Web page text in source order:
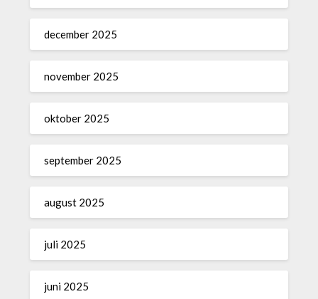
december 2025
november 2025
oktober 2025
september 2025
august 2025
juli 2025
juni 2025